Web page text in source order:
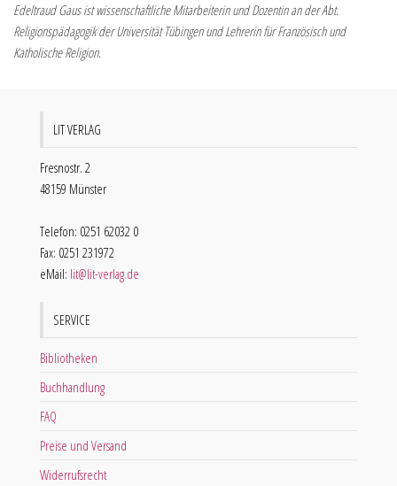
Edeltraud Gaus ist wissenschaftliche Mitarbeiterin und Dozentin an der Abt.
Religionspädagogik der Universität Tübingen und Lehrerin für Französisch und
Katholische Religion.
LIT VERLAG
Fresnostr. 2
48159 Münster
Telefon: 0251 62032 0
Fax: 0251 231972
eMail: lit@lit-verlag.de
SERVICE
Bibliotheken
Buchhandlung
FAQ
Preise und Versand
Widerrufsrecht